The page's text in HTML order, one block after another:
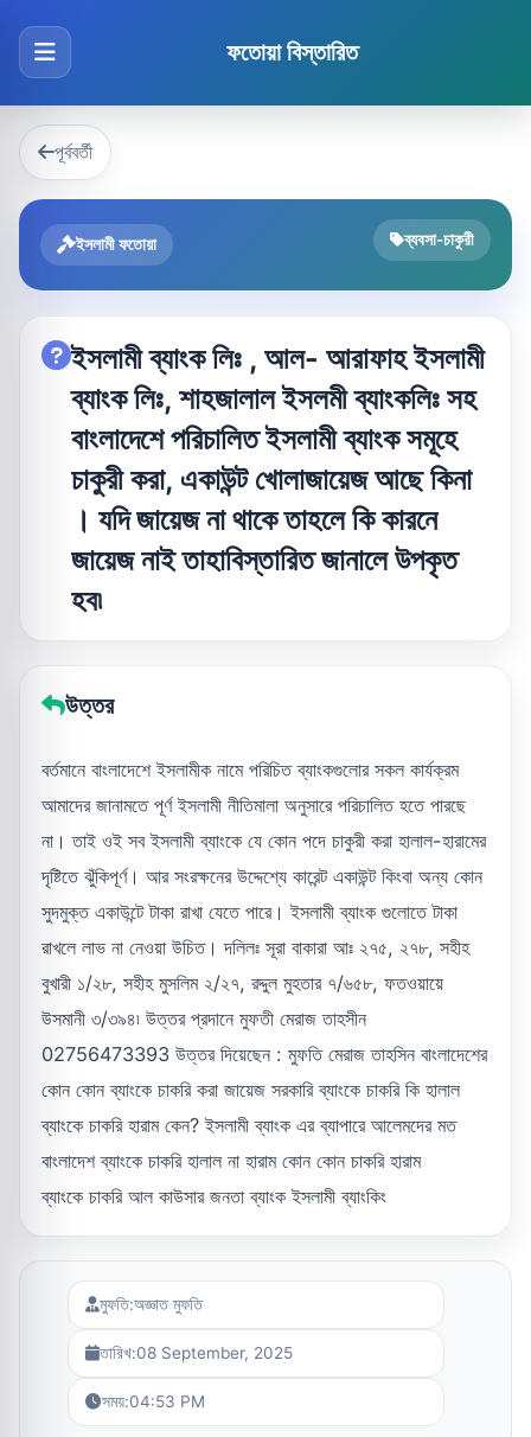
ফতোয়া বিস্তারিত
পূর্ববর্তী
ইসলামী ফতোয়া ব্যবসা-চাকুরী
ইসলামী ব্যাংক লিঃ , আল- আরাফাহ ইসলামী
ব্যাংক লিঃ, শাহজালাল ইসলমী ব্যাংকলিঃ সহ
বাংলাদেশে পরিচালিত ইসলামী ব্যাংক সমূহে
চাকুরী করা, একাউন্ট খোলাজায়েজ আছে কিনা
। যদি জায়েজ না থাকে তাহলে কি কারনে
জায়েজ নাই তাহাবিস্তারিত জানালে উপকৃত
হব৷
উত্তর
বর্তমানে বাংলাদেশে ইসলামীক নামে পরিচিত ব্যাংকগুলোর সকল কার্যক্রম
আমাদের জানামতে পূর্ণ ইসলামী নীতিমালা অনুসারে পরিচালিত হতে পারছে
না। তাই ওই সব ইসলামী ব্যাংকে যে কোন পদে চাকুরী করা হালাল-হারামের
দৃষ্টিতে ঝুঁকিপূর্ণ। আর সংরক্ষনের উদ্দেশ্যে কারেন্ট একাউন্ট কিংবা অন্য কোন
সুদমুক্ত একাউন্টে টাকা রাখা যেতে পারে। ইসলামী ব্যাংক গুলোতে টাকা
রাখলে লাভ না নেওয়া উচিত। দলিলঃ সূরা বাকারা আঃ ২৭৫, ২৭৮, সহীহ
বুখারী ১/২৮, সহীহ মুসলিম ২/২৭, রদ্দুল মুহতার ৭/৬৫৮, ফতওয়ায়ে
উসমানী ৩/৩৯৪৷ উত্তর প্রদানে মুফতী মেরাজ তাহসীন
02756473393 উত্তর দিয়েছেন : মুফতি মেরাজ তাহসিন বাংলাদেশের
কোন কোন ব্যাংকে চাকরি করা জায়েজ সরকারি ব্যাংকে চাকরি কি হালাল
ব্যাংকে চাকরি হারাম কেন? ইসলামী ব্যাংক এর ব্যাপারে আলেমদের মত
বাংলাদেশ ব্যাংকে চাকরি হালাল না হারাম কোন কোন চাকরি হারাম
ব্যাংকে চাকরি আল কাউসার জনতা ব্যাংক ইসলামী ব্যাংকিং
মুফতি:অজ্ঞাত মুফতি
তারিখ:08 September, 2025
সময়:04:53 PM